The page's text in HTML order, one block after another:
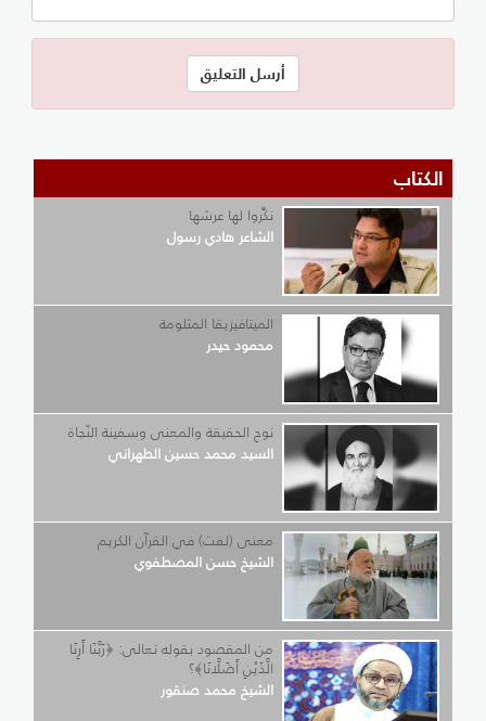
الكتاب
نكِّروا لها عرشها
الشاعر هادي رسول
الميتافيزيقا المثلومة
محمود حيدر
نوح الحقيقة والمعنى وسفينة النّجاة
السيد محمد حسين الطهراني
معنى (لفت) في القرآن الكريم
الشيخ حسن المصطفوي
من المقصود بقوله تعالى: ﴿رَبَّنَا أَرِنَا
الَّذَيْنِ أَضَلَّانَا﴾؟
الشيخ محمد صنقور